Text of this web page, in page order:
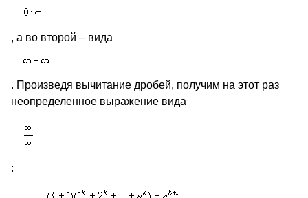
, а во второй – вида
. Произведя вычитание дробей, получим на этот раз
неопределенное выражение вида
: